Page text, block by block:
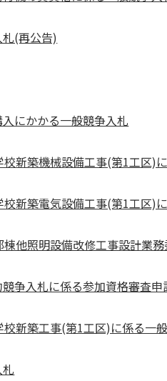
(再公告)
にかかる一般競争入札
新築機械設備工事(第1工区)
新築電気設備工事(第1工区)
他照明設備改修工事設計業
争入札に係る参加資格審査
新築工事(第1工区)に係る一